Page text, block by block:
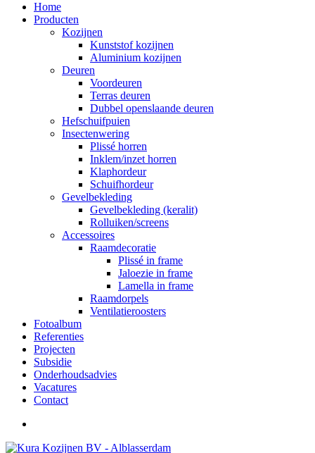
Home
Producten
Kozijnen
Kunststof kozijnen
Aluminium kozijnen
Deuren
Voordeuren
Terras deuren
Dubbel openslaande deuren
Hefschuifpuien
Insectenwering
Plissé horren
Inklem/inzet horren
Klaphordeur
Schuifhordeur
Gevelbekleding
Gevelbekleding (keralit)
Rolluiken/screens
Accessoires
Raamdecoratie
Plissé in frame
Jaloezie in frame
Lamella in frame
Raamdorpels
Ventilatieroosters
Fotoalbum
Referenties
Projecten
Subsidie
Onderhoudsadvies
Vacatures
Contact